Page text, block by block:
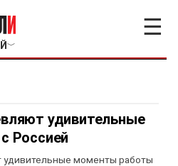
﹀
☰
удивительные
Россией
моменты работы